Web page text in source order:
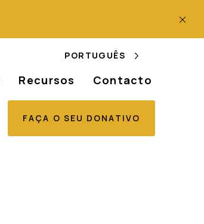
PORTUGUÊS
Recursos Contacto
FAÇA O SEU DONATIVO